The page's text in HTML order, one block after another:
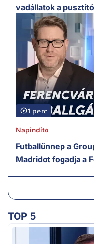
vadállatok a
1 perc
Napindító
Futballünnep a
Madridot fogadja a
TOP 5